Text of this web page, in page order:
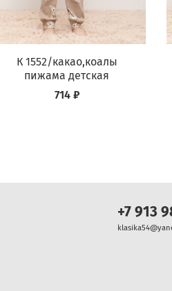
К 1552/какао,коалы
пижама детская
714 ₽
+7 913